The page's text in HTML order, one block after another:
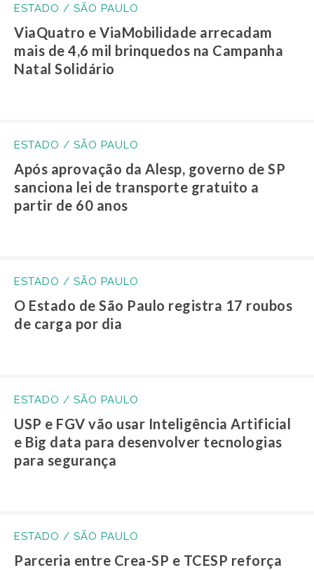
ESTADO / SÃO PAULO
ViaQuatro e ViaMobilidade arrecadam
mais de 4,6 mil brinquedos na Campanha
Natal Solidário
ESTADO / SÃO PAULO
Após aprovação da Alesp, governo de SP
sanciona lei de transporte gratuito a
partir de 60 anos
ESTADO / SÃO PAULO
O Estado de São Paulo registra 17 roubos
de carga por dia
ESTADO / SÃO PAULO
USP e FGV vão usar Inteligência Artificial
e Big data para desenvolver tecnologias
para segurança
ESTADO / SÃO PAULO
Parceria entre Crea-SP e TCESP reforça